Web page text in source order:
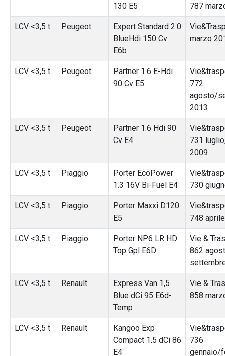
130 E5
787
LCV <3,5 t Peugeot
Expert Standard 2.0
BlueHdi 150 Cv
E6b
marzo
LCV <3,5 t Peugeot
Partner 1.6 E-Hdi
90 Cv E5
772
agosto/
2013
LCV <3,5 t Peugeot
Partner 1.6 Hdi 90
Cv E4
731
2009
LCV <3,5 t Piaggio
Porter EcoPower
1.3 16V Bi-Fuel E4
730
LCV <3,5 t Piaggio
Porter Maxxi D120
E5
748
LCV <3,5 t Piaggio
Porter NP6 LR HD
Top Gpl E6D
Vie &
862
LCV <3,5 t Renault
Express Van 1,5
Blue dCi 95 E6d-
Temp
Vie &
858
LCV <3,5 t Renault
Kangoo Exp
Compact 1.5 dCi 86
E4
736
gennaio/